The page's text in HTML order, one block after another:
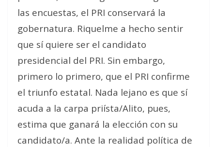
las encuestas, el PRI conservará la
gobernatura. Riquelme a hecho sentir
que sí quiere ser el candidato
presidencial del PRI. Sin embargo,
primero lo primero, que el PRI confirme
el triunfo estatal. Nada lejano es que sí
acuda a la carpa priísta/Alito, pues,
estima que ganará la elección con su
candidato/a. Ante la realidad política de